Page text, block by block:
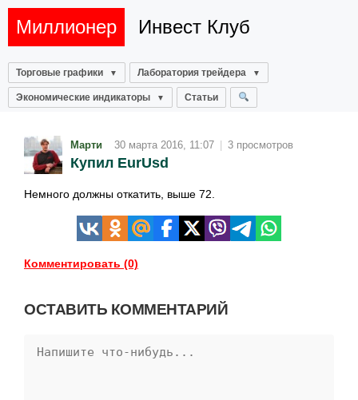
Миллионер Инвест Клуб
Торговые графики Лаборатория трейдера
Экономические индикаторы Статьи
Марти 30 марта 2016, 11:07 | 3 просмотров
Купил EurUsd
Немного должны откатить, выше 72.
Комментировать (0)
ОСТАВИТЬ КОММЕНТАРИЙ